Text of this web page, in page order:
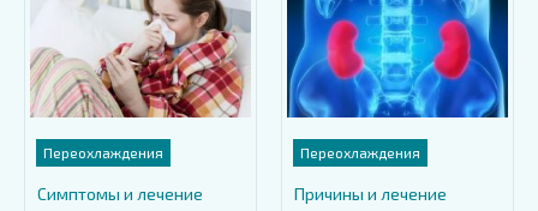
Переохлаждения
Симптомы и лечение
Переохлаждения
Причины и лечение